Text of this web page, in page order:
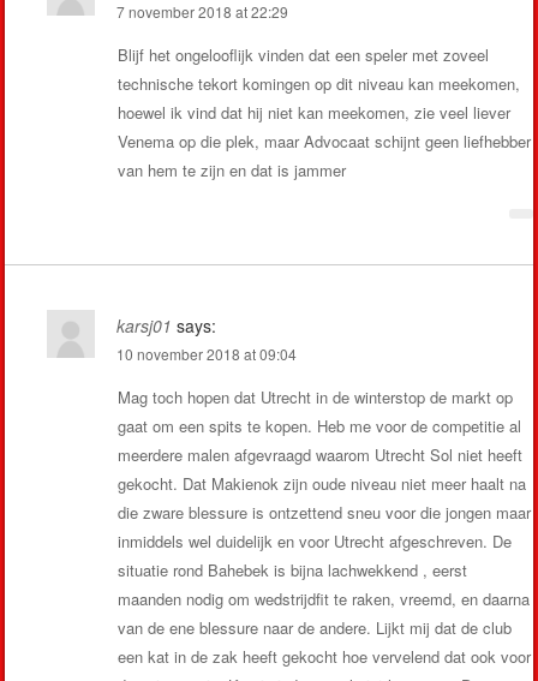
7 november 2018 at 22:29
Blijf het ongelooflijk vinden dat een speler met zoveel
technische tekort komingen op dit niveau kan meekomen,
hoewel ik vind dat hij niet kan meekomen, zie veel liever
Venema op die plek, maar Advocaat schijnt geen liefhebber
van hem te zijn en dat is jammer
karsj01 says:
10 november 2018 at 09:04
Mag toch hopen dat Utrecht in de winterstop de markt op
gaat om een spits te kopen. Heb me voor de competitie al
meerdere malen afgevraagd waarom Utrecht Sol niet heeft
gekocht. Dat Makienok zijn oude niveau niet meer haalt na
die zware blessure is ontzettend sneu voor die jongen maar
inmiddels wel duidelijk en voor Utrecht afgeschreven. De
situatie rond Bahebek is bijna lachwekkend , eerst
maanden nodig om wedstrijdfit te raken, vreemd, en daarna
van de ene blessure naar de andere. Lijkt mij dat de club
een kat in de zak heeft gekocht hoe vervelend dat ook voor